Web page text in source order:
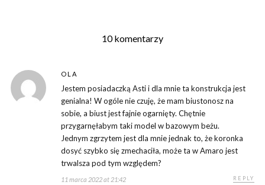
10 komentarzy
OLA
Jestem posiadaczką Asti i dla mnie ta konstrukcja jest
genialna! W ogóle nie czuję, że mam biustonosz na
sobie, a biust jest fajnie ogarnięty. Chętnie
przygarnęłabym taki model w bazowym beżu.
Jednym zgrzytem jest dla mnie jednak to, że koronka
dosyć szybko się zmechaciła, może ta w Amaro jest
trwalsza pod tym względem?
11 marca 2022 at 21:42 REPLY